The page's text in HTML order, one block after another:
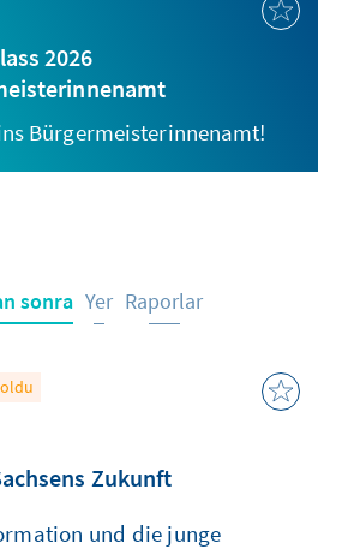
2026
Bürgermeisterinnenamt!
sonra Yer Raporlar
Zukunft
und die junge